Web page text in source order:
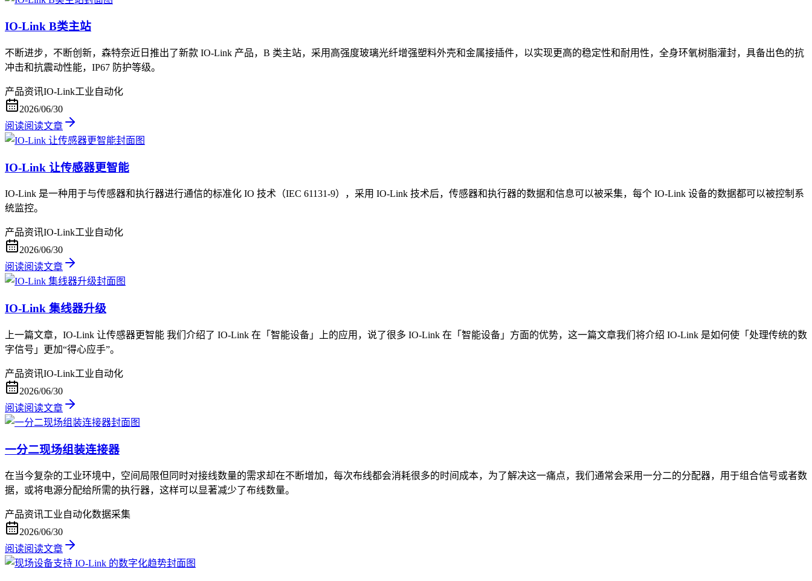
IO-Link B类主站
不断进步，不断创新，森特奈近日推出了新款 IO-Link 产品，B 类主站，采用高强度玻璃光纤增强塑料外壳和金属接插件，以实现更高的稳定性和耐用性，全身环氧树脂灌封，具备出色的抗
冲击和抗震动性能，IP67 防护等级。
产品资讯IO-Link工业自动化
2026/06/30
阅读阅读文章
IO-Link 让传感器更智能
IO-Link 是一种用于与传感器和执行器进行通信的标准化 IO 技术（IEC 61131-9），采用 IO-Link 技术后，传感器和执行器的数据和信息可以被采集，每个 IO-Link 设备的数据都可以被控制系
统监控。
产品资讯IO-Link工业自动化
2026/06/30
阅读阅读文章
IO-Link 集线器升级
上一篇文章，IO-Link 让传感器更智能 我们介绍了 IO-Link 在「智能设备」上的应用，说了很多 IO-Link 在「智能设备」方面的优势，这一篇文章我们将介绍 IO-Link 是如何使「处理传统的数
字信号」更加“得心应手”。
产品资讯IO-Link工业自动化
2026/06/30
阅读阅读文章
一分二现场组装连接器
在当今复杂的工业环境中，空间局限但同时对接线数量的需求却在不断增加，每次布线都会消耗很多的时间成本，为了解决这一痛点，我们通常会采用一分二的分配器，用于组合信号或者数
据，或将电源分配给所需的执行器，这样可以显著减少了布线数量。
产品资讯工业自动化数据采集
2026/06/30
阅读阅读文章